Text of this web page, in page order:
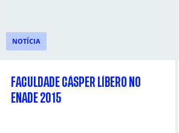
NOTÍCIA
FACULDADE CÁSPER LÍBERO NO
ENADE 2015